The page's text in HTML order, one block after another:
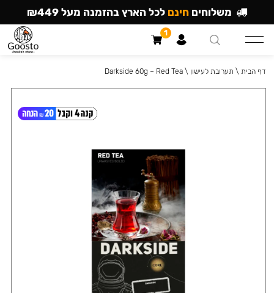
דף הבית \ תערובת לעישון \
Darkside 60g – Red Tea
משלוחים חינם לכל הארץ בהזמנה מעל ₪449
1